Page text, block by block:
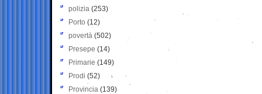
polizia (253)
Porto (12)
povertà (502)
Presepe (14)
Primarie (149)
Prodi (52)
Provincia (139)